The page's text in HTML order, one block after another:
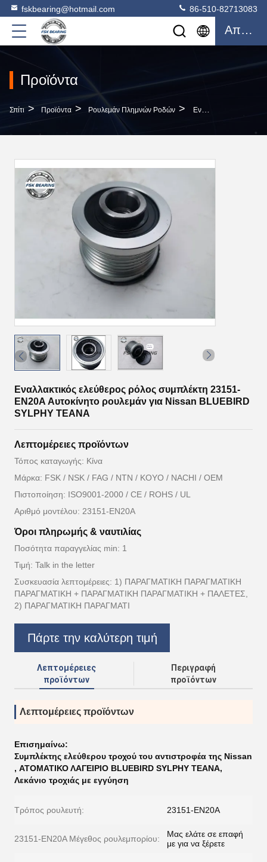
fskbearing@hotmail.com 86-510-82713083
Απόσπασμα
Προϊόντα
Σπίτι > Προϊόντα > Ρουλεμάν Πλημνών Ροδών > Εναλλακτικός Ελεύθερος Ρόλος Συμπλέκτη 23151-EN20A Αυτοκίνητο Ρουλεμάν Για Nissan BLUEBIRD SYLPHY TEANA
Εναλλακτικός ελεύθερος ρόλος συμπλέκτη 23151-
EN20A Αυτοκίνητο ρουλεμάν για Nissan BLUEBIRD
SYLPHY TEANA
Λεπτομέρειες προϊόντων
Τόπος καταγωγής: Κίνα
Μάρκα: FSK / NSK / FAG / NTN / KOYO / NACHI / OEM
Πιστοποίηση: ISO9001-2000 / CE / ROHS / UL
Αριθμό μοντέλου: 23151-EN20Α
Όροι πληρωμής & ναυτιλίας
Ποσότητα παραγγελίας min: 1
Τιμή: Talk in the letter
Συσκευασία λεπτομέρειες: 1) ΠΑΡΑΓΜΑΤΙΚΗ ΠΑΡΑΓΜΑΤΙΚΗ
ΠΑΡΑΓΜΑΤΙΚΗ + ΠΑΡΑΓΜΑΤΙΚΗ ΠΑΡΑΓΜΑΤΙΚΗ + ΠΑΛΕΤΕΣ,
2) ΠΑΡΑΓΜΑΤΙΚΗ ΠΑΡΑΓΜΑΤΙ
Πάρτε την καλύτερη τιμή
Λεπτομέρειες
προϊόντων
Περιγραφή
προϊόντων
Λεπτομέρειες προϊόντων
Επισημαίνω:
Συμπλέκτης ελεύθερου τροχού του αντιστροφέα της Nissan
, ΑΤΟΜΑΤΙΚΟ ΛΑΓΕΙΡΙΟ BLUEBIRD SYLPHY TEANA,
Λεκάνιο τροχιάς με εγγύηση
Τρόπος ρουλευτή: 23151-EN20Α
23151-EN20A Μέγεθος ρουλεμπορίου:
Μας ελάτε σε επαφή
με για να ξέρετε